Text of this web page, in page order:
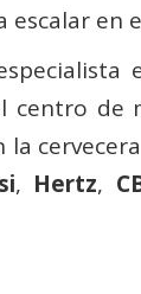
en
de
cervecera
, Hertz,